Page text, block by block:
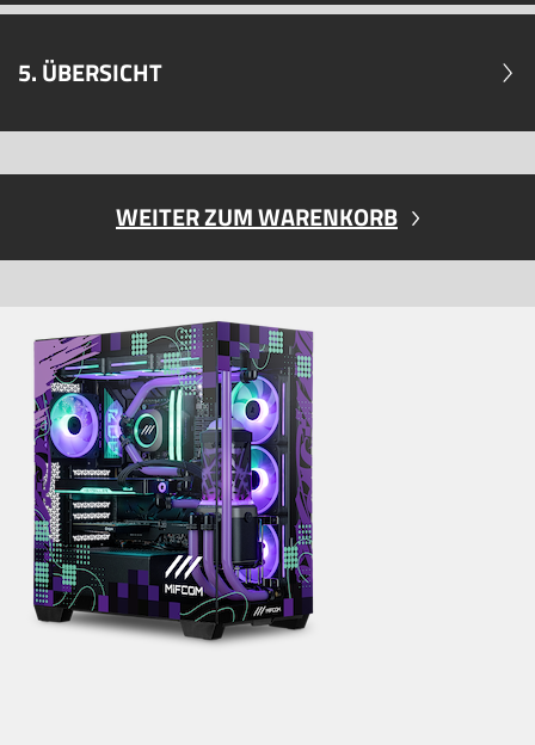
5. ÜBERSICHT
WEITER ZUM WARENKORB